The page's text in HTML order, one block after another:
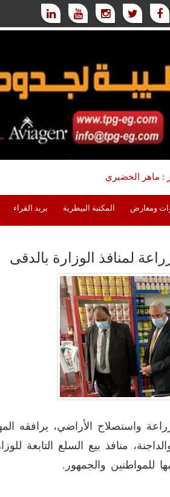
: ماهر الخضيري
ومعارض المكتبة البيطرية بريد القراء
لمنافذ الوزارة بالدقى
واستصلاح الأراضي، يرافقه
منافذ بيع السلع التابعة
للمواطنين والجمهور.